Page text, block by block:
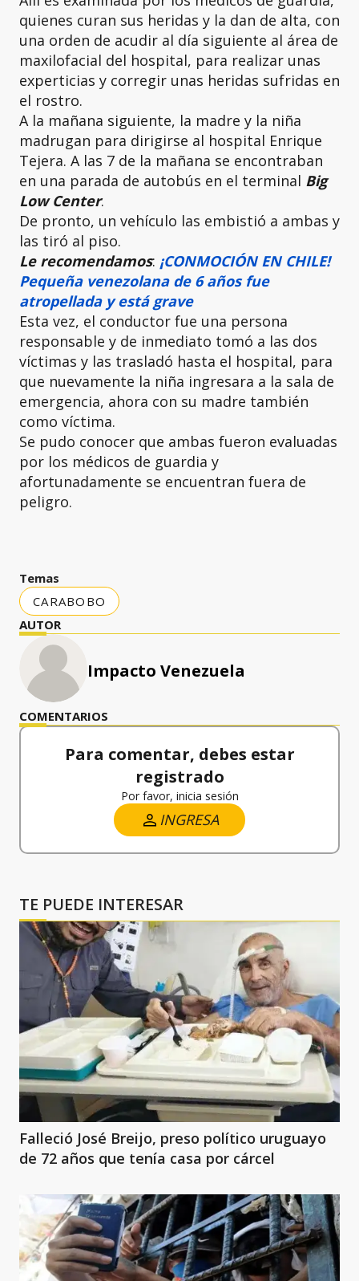
quienes curan sus heridas y la dan de alta, con
una orden de acudir al día siguiente al área de
maxilofacial del hospital, para realizar unas
experticias y corregir unas heridas sufridas en
el rostro.
A la mañana siguiente, la madre y la niña
madrugan para dirigirse al hospital Enrique
Tejera. A las 7 de la mañana se encontraban
en una parada de autobús en el terminal Big
Low Center.
De pronto, un vehículo las embistió a ambas y
las tiró al piso.
Le recomendamos: ¡CONMOCIÓN EN CHILE!
Pequeña venezolana de 6 años fue
atropellada y está grave
Esta vez, el conductor fue una persona
responsable y de inmediato tomó a las dos
víctimas y las trasladó hasta el hospital, para
que nuevamente la niña ingresara a la sala de
emergencia, ahora con su madre también
como víctima.
Se pudo conocer que ambas fueron evaluadas
por los médicos de guardia y
afortunadamente se encuentran fuera de
peligro.
Temas
CARABOBO
AUTOR
Impacto Venezuela
COMENTARIOS
Para comentar, debes estar
registrado
Por favor, inicia sesión
INGRESA
TE PUEDE INTERESAR
Falleció José Breijo, preso político uruguayo
de 72 años que tenía casa por cárcel